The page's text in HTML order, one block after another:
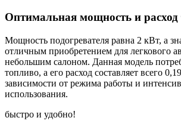
Оптимальная мощность и расход
Мощность подогревателя равна 2 кВт, а
отличным приобретением для легкового
небольшим салоном. Данная модель
топливо, а его расход составляет всего
зависимости от режима работы и
использования.
быстро и удобно!